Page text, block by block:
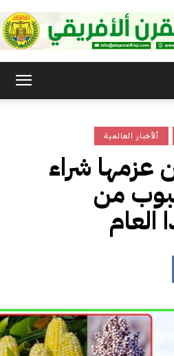
القرنألأخبار العالمية
عزمها شراء
من
العام